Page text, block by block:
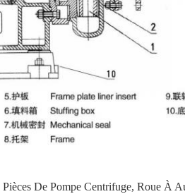
Pièces De Pompe Centrifuge, Roue À